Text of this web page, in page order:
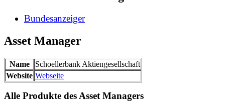
Bundesanzeiger
Asset Manager
Name
Schoellerbank Aktiengesellschaft
Website Webseite
Alle Produkte des Asset Managers